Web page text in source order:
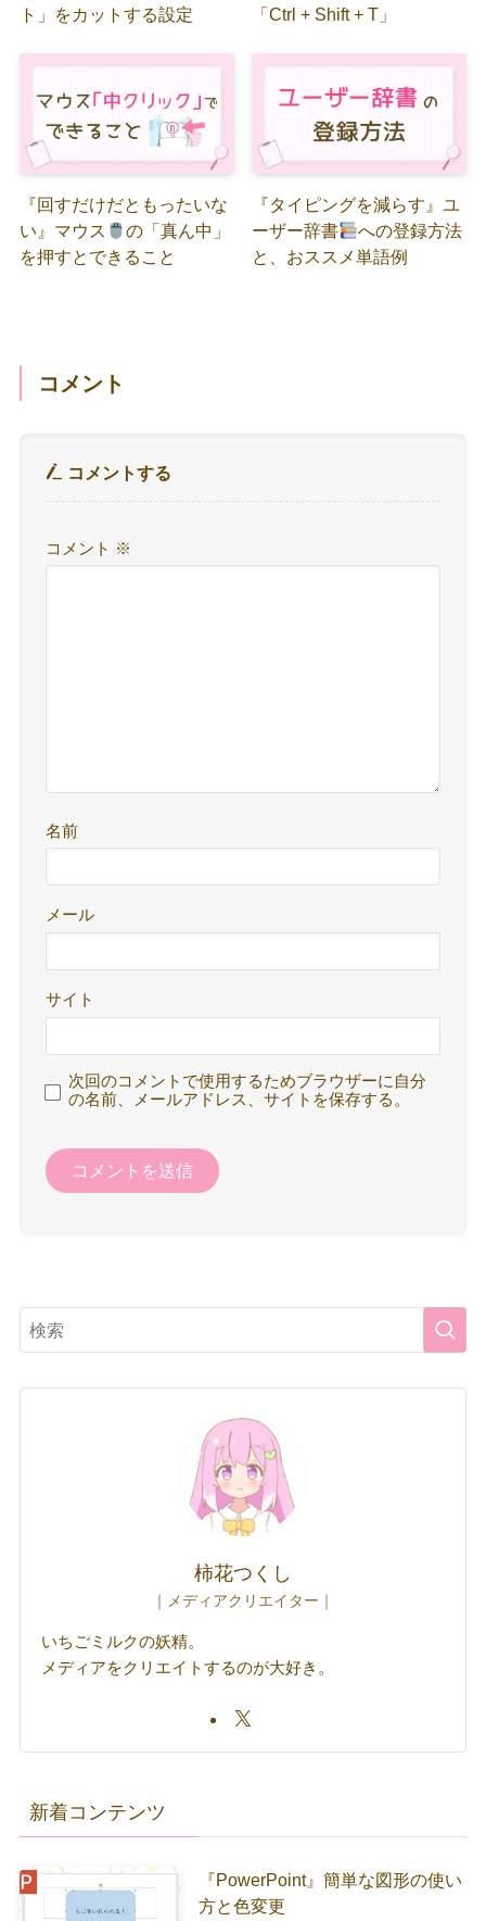
ト」をカットする設定 「Ctrl + Shift + T」
『回すだけだともったいな
い』マウス
の「真ん中」
を押すとできること
『タイピングを減らす』ユ
ーザー辞書
への登録方法
と、おススメ単語例
コメント
コメントする
コメント ※
名前
メール
サイト
次回のコメントで使用するためブラウザーに自分
の名前、メールアドレス、サイトを保存する。
柿花つくし
｜メディアクリエイター｜
いちごミルクの妖精。
メディアをクリエイトするのが大好き。
新着コンテンツ
『PowerPoint』簡単な図形の使い
方と色変更